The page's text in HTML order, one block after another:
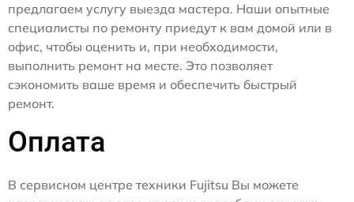
предлагаем услугу выезда мастера. Наши опытные
специалисты по ремонту приедут к вам домой или в
офис, чтобы оценить и, при необходимости,
выполнить ремонт на месте. Это позволяет
сэкономить ваше время и обеспечить быстрый
ремонт.
Оплата
В сервисном центре техники Fujitsu Вы можете